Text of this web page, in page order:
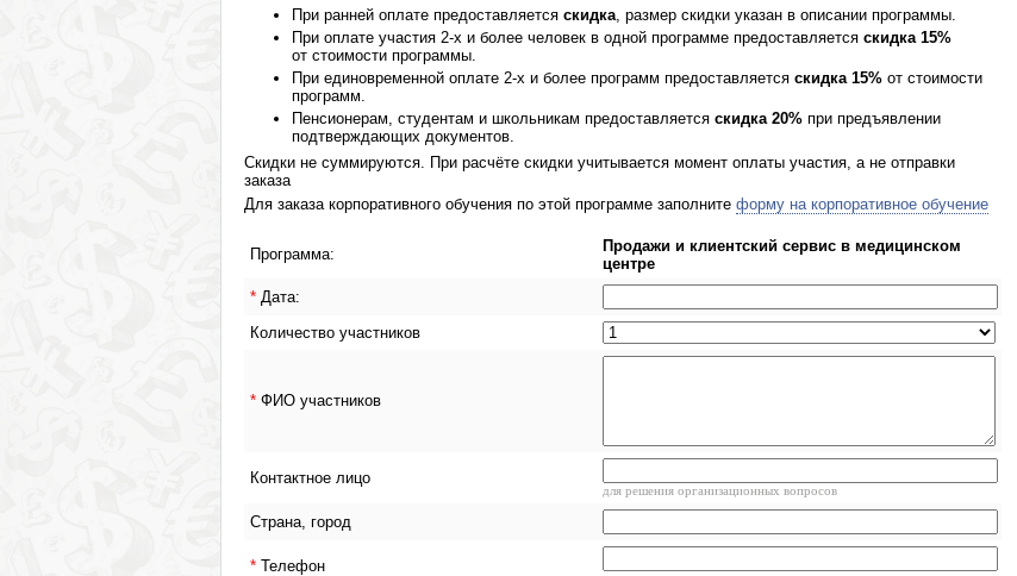
При ранней оплате предоставляется скидка, размер скидки указан в описании программы.
При оплате участия 2-х и более человек в одной программе предоставляется скидка 15%
от стоимости программы.
При единовременной оплате 2-х и более программ предоставляется скидка 15% от стоимости
программ.
Пенсионерам, студентам и школьникам предоставляется скидка 20% при предъявлении
подтверждающих документов.
Скидки не суммируются. При расчёте скидки учитывается момент оплаты участия, а не отправки
заказа
Для заказа корпоративного обучения по этой программе заполните форму на корпоративное обучение